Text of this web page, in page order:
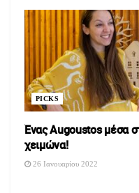
PICKS
Ένας Augoustos μέσα
χειμώνα!
26 Ιανουαρίου 2022